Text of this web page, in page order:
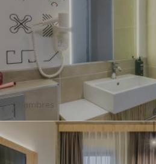
Chambres